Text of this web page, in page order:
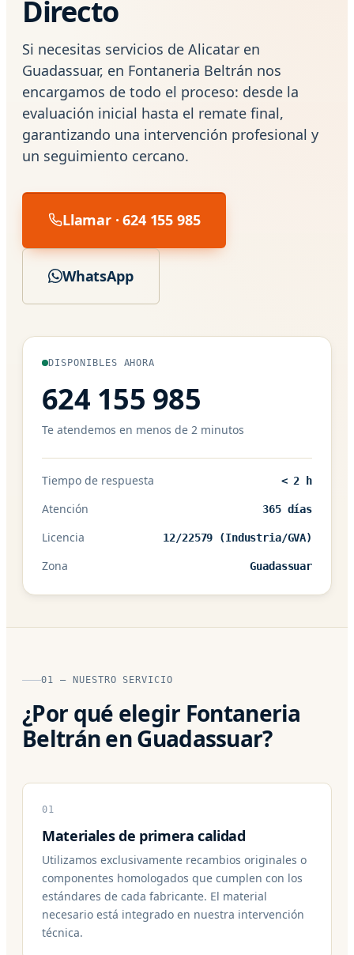
Directo
Si necesitas servicios de Alicatar en
Guadassuar, en Fontaneria Beltrán nos
encargamos de todo el proceso: desde la
evaluación inicial hasta el remate final,
garantizando una intervención profesional y
un seguimiento cercano.
Llamar · 624 155 985
WhatsApp
DISPONIBLES AHORA
624 155 985
Te atendemos en menos de 2 minutos
Tiempo de respuesta < 2 h
Atención 365 días
Licencia 12/22579 (Industria/GVA)
Zona Guadassuar
01 — NUESTRO SERVICIO
¿Por qué elegir Fontaneria
Beltrán en Guadassuar?
01
Materiales de primera calidad
Utilizamos exclusivamente recambios originales o
componentes homologados que cumplen con los
estándares de cada fabricante. El material
necesario está integrado en nuestra intervención
técnica.